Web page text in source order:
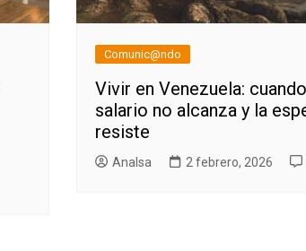
Comunic@ndo
Vivir en Venezuela:
salario no alcanza y la
resiste
AnaIsa 2 febrero, 2026